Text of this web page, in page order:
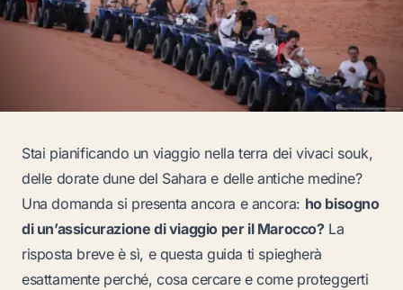
Stai pianificando un viaggio nella terra dei vivaci souk,
delle dorate dune del Sahara e delle antiche medine?
Una domanda si presenta ancora e ancora: ho bisogno
di un’assicurazione di viaggio per il Marocco?La
risposta breve è sì, e questa guida ti spiegherà
esattamente perché, cosa cercare e come proteggerti